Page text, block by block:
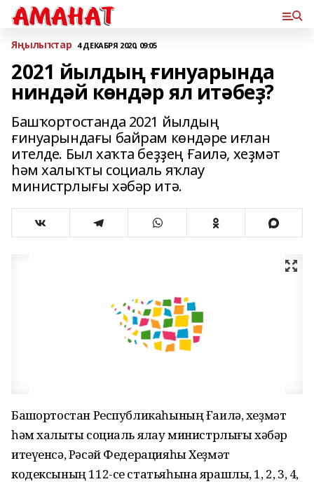
Яңылыҡтар 4 ДЕКАБРЯ 2020, 09:05
2021 йылдың ғинуарында
ниндәй көндәр ял итәбеҙ?
Башҡортостанда 2021 йылдың
ғинуарындағы байрам көндәре иғлан
ителде. Был хаҡта беҙҙең Ғаилә, хеҙмәт
һәм халыҡты социаль яҡлау
министрлығы хәбәр итә.
Башҡортостан Республикаһының Ғаилә, хеҙмәт
һәм халыҡты социаль яҡлау министрлығы хәбәр
итеүенсә, Рәсәй Федерацияһы Хеҙмәт
кодексының 112-се статьяһына ярашлы, 1, 2, 3, 4,